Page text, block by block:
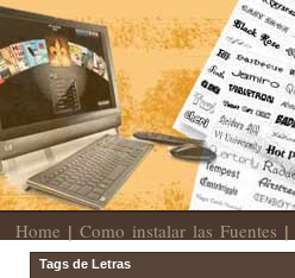
Home | Como instalar las Fuentes |
Tags de Letras